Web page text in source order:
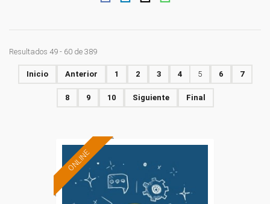
Resultados 49 - 60 de 389
Inicio Anterior 1 2 3 4 5 6 7
8 9 10 Siguiente Final
ONLINE
Formación 100%
subvencionada.